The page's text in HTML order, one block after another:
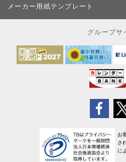
メーカー用紙テンプレート
グループサ
お
さ
に